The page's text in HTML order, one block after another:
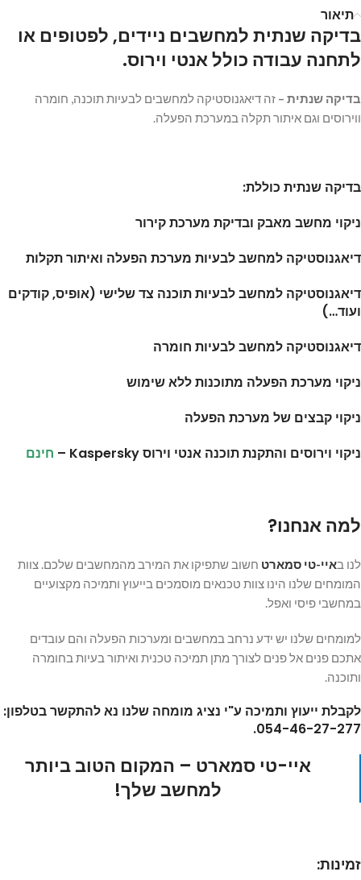
תיאור
בדיקה שנתית למחשבים ניידים, לפטופים או
לתחנה עבודה כולל אנטי וירוס.
בדיקה שנתית – זה דיאגנוסטיקה למחשבים לבעיות תוכנה, חומרה
ווירוסים וגם איתור תקלה במערכת הפעלה.
בדיקה שנתית כוללת:
ניקוי מחשב מאבק ובדיקת מערכת קירור
דיאגנוסטיקה למחשב לבעיות מערכת הפעלה ואיתור תקלות
דיאגנוסטיקה למחשב לבעיות תוכנה צד שלישי (אופיס, קודקים
ועוד…)
דיאגנוסטיקה למחשב לבעיות חומרה
ניקוי מערכת הפעלה מתוכנות ללא שימוש
ניקוי קבצים של מערכת הפעלה
ניקוי וירוסים והתקנת תוכנה אנטי וירוס Kaspersky –
חינם
למה אנחנו?
לנו באיי-טי סמארט חשוב שתפיקו את המירב מהמחשבים שלכם. צוות
המומחים שלנו הינו צוות טכנאים מוסמכים בייעוץ ותמיכה מקצועיים
במחשבי פיסי ואפל.
למומחים שלנו יש ידע נרחב במחשבים ומערכות הפעלה והם עובדים
אתכם פנים אל פנים לצורך מתן תמיכה טכנית ואיתור בעיות בחומרה
ותוכנה.
לקבלת ייעוץ ותמיכה ע"י נציג מומחה שלנו נא להתקשר בטלפון:
054-46-27-277
.
איי-טי סמארט – המקום הטוב ביותר
למחשב שלך!
זמינות: